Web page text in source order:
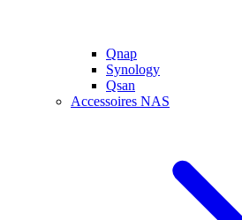
Qnap
Synology
Qsan
Accessoires NAS